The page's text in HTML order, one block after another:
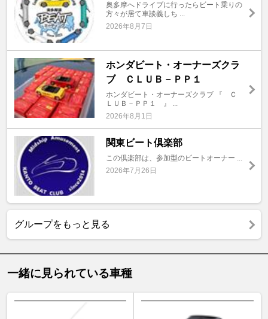
奥多摩へドライブに行ったらビート乗りの
方々が居て車談義しち ...
2026年8月7日
ホンダビート・オーナーズクラ
ブ ＣＬＵＢ－ＰＰ１
ホンダビート・オーナーズクラブ 『 Ｃ
ＬＵＢ－ＰＰ１ 』 ...
2026年8月1日
関東ビート倶楽部
この倶楽部は、参加型のビートオーナー ...
2026年7月26日
グループをもっと見る
一緒に見られている車種